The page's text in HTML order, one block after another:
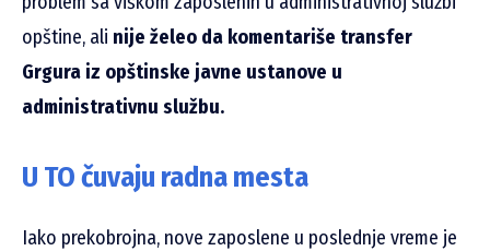
opštine, ali nije želeo da komentariše transfer
Grgura iz opštinske javne ustanove u
administrativnu službu.
U TO čuvaju radna mesta
Iako prekobrojna, nove zaposlene u poslednje vreme je